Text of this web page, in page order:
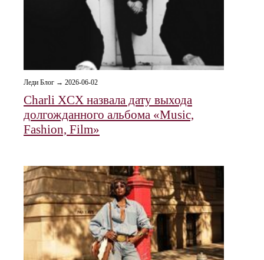
Леди Блог → 2026-06-02
Charli XCX назвала дату выхода
долгожданного альбома «Music,
Fashion, Film»